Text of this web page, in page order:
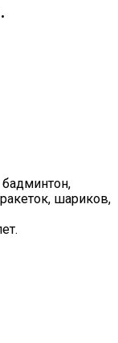
шариков,